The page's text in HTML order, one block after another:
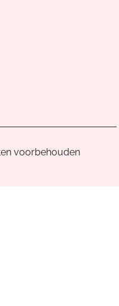
van
voorbehouden